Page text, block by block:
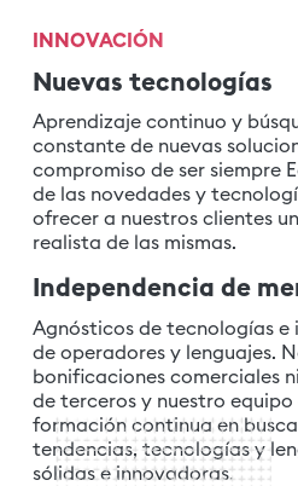
INNOVACIÓN
Nuevas tecnologías
Aprendizaje continuo y
constante de nuevas
compromiso de ser siempre
de las novedades y
ofrecer a nuestros clientes
realista de las mismas.
Independencia de
Agnósticos de tecnologías e
de operadores y lenguajes.
bonificaciones comerciales
de terceros y nuestro equipo
formación continua en
tendencias, tecnologías y
sólidas e innovadoras.